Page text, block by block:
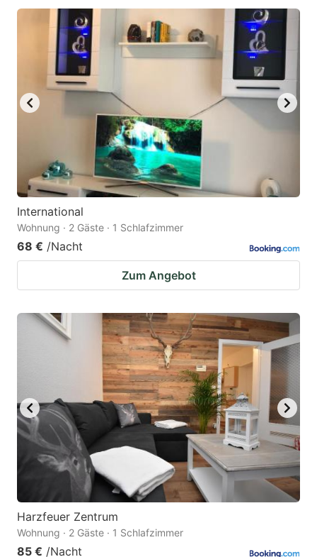
International
Wohnung · 2 Gäste · 1 Schlafzimmer
68 € /Nacht
Zum Angebot
Harzfeuer Zentrum
Wohnung · 2 Gäste · 1 Schlafzimmer
85 € /Nacht